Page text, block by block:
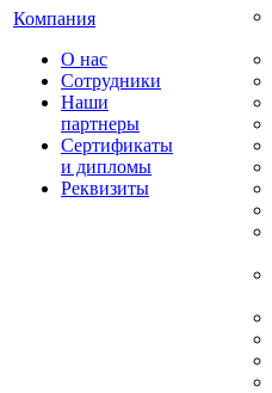
Компания
О нас
Сотрудники
Наши
партнеры
Сертификаты
и дипломы
Реквизиты